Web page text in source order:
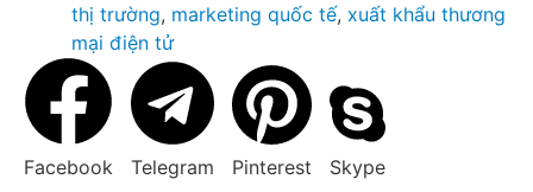
thị trường, marketing quốc tế, xuất khẩu thương
mại điện tử
Facebook Telegram Pinterest Skype